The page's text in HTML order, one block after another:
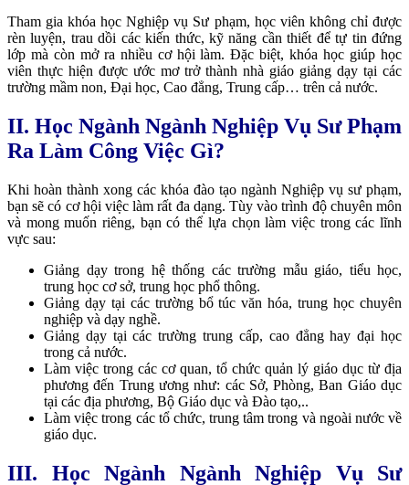
Tham gia khóa học Nghiệp vụ Sư phạm, học viên không chỉ được
rèn luyện, trau dồi các kiến thức, kỹ năng cần thiết để tự tin đứng
lớp mà còn mở ra nhiều cơ hội làm. Đặc biệt, khóa học giúp học
viên thực hiện được ước mơ trở thành nhà giáo giảng dạy tại các
trường mầm non, Đại học, Cao đẳng, Trung cấp… trên cả nước.
II. Học Ngành Ngành Nghiệp Vụ Sư Phạm
Ra Làm Công Việc Gì?
Khi hoàn thành xong các khóa đào tạo ngành Nghiệp vụ sư phạm,
bạn sẽ có cơ hội việc làm rất đa dạng. Tùy vào trình độ chuyên môn
và mong muốn riêng, bạn có thể lựa chọn làm việc trong các lĩnh
vực sau:
Giảng dạy trong hệ thống các trường mẫu giáo, tiểu học,
trung học cơ sở, trung học phổ thông.
Giảng dạy tại các trường bổ túc văn hóa, trung học chuyên
nghiệp và dạy nghề.
Giảng dạy tại các trường trung cấp, cao đẳng hay đại học
trong cả nước.
Làm việc trong các cơ quan, tổ chức quản lý giáo dục từ địa
phương đến Trung ương như: các Sở, Phòng, Ban Giáo dục
tại các địa phương, Bộ Giáo dục và Đào tạo,..
Làm việc trong các tổ chức, trung tâm trong và ngoài nước về
giáo dục.
III. Học Ngành Ngành Nghiệp Vụ Sư